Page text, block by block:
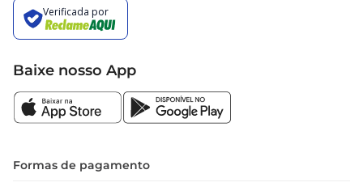
Baixe nosso App
Formas de pagamento